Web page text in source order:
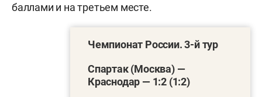
баллами и на третьем месте.
Чемпионат России. 3-й тур
Спартак (Москва) —
Краснодар — 1:2 (1:2)